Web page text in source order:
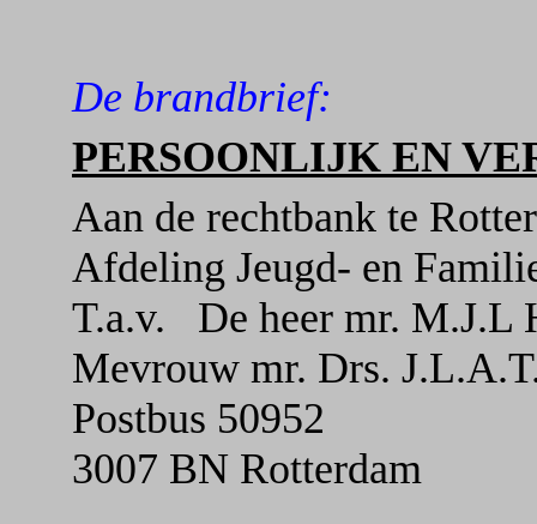
De brandbrief:
PERSOONLIJK EN
Aan de rechtbank te
Afdeling Jeugd- en
T.a.v.
De heer mr. M.J.L
Mevrouw mr. Drs.
Postbus 50952
3007 BN Rotterdam